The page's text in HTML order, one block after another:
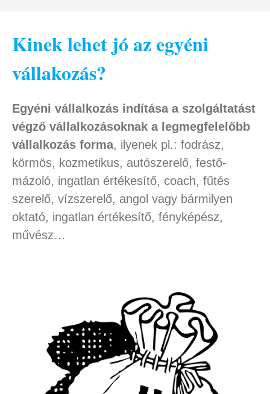
Kinek lehet jó az egyéni
vállakozás?
Egyéni vállalkozás indítása a szolgáltatást
végző vállalkozásoknak a legmegfelelőbb
vállalkozás forma, ilyenek pl.: fodrász,
körmös, kozmetikus, autószerelő, festő-
mázoló, ingatlan értékesítő, coach, fűtés
szerelő, vízszerelő, angol vagy bármilyen
oktató, ingatlan értékesítő, fényképész,
művész…